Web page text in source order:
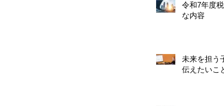
令和7年度
な内容
未来を担う
伝えたいこ